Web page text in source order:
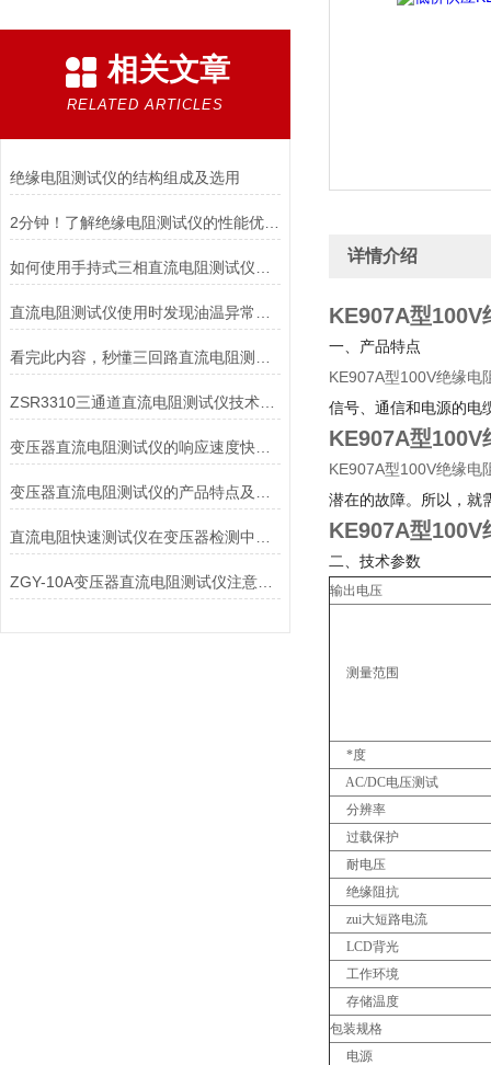
相关文章
RELATED ARTICLES
绝缘电阻测试仪的结构组成及选用
2分钟！了解绝缘电阻测试仪的性能优势！
ZSR3310三通道直流电阻测试仪技术特点
变压器直流电阻测试仪的响应速度快、保护功能*
ZGY-10A变压器直流电阻测试仪注意事项
详情介绍
KE907A型100V
一、产品特点
KE907A型100V绝缘电
信号、通信和电源的电
KE907A型100V
KE907A型100V绝缘电
潜在的故障。所以，就
KE907A型100V
二、技术参数
输出电压
测量范围
*度
AC/DC电压测试
分辨率
过载保护
耐电压
绝缘阻抗
zui大短路电流
LCD背光
工作环境
存储温度
包装规格
电源